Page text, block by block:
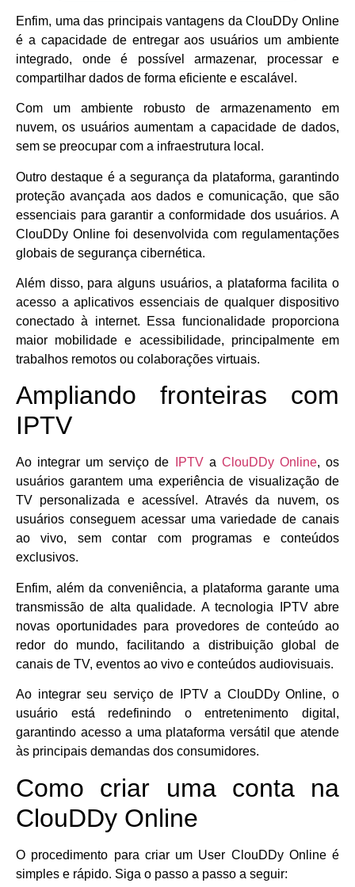
Enfim, uma das principais vantagens da ClouDDy Online
é a capacidade de entregar aos usuários um ambiente
integrado, onde é possível armazenar, processar e
compartilhar dados de forma eficiente e escalável.
Com um ambiente robusto de armazenamento em
nuvem, os usuários aumentam a capacidade de dados,
sem se preocupar com a infraestrutura local.
Outro destaque é a segurança da plataforma, garantindo
proteção avançada aos dados e comunicação, que são
essenciais para garantir a conformidade dos usuários. A
ClouDDy Online foi desenvolvida com regulamentações
globais de segurança cibernética.
Além disso, para alguns usuários, a plataforma facilita o
acesso a aplicativos essenciais de qualquer dispositivo
conectado à internet. Essa funcionalidade proporciona
maior mobilidade e acessibilidade, principalmente em
trabalhos remotos ou colaborações virtuais.
Ampliando fronteiras com
IPTV
Ao integrar um serviço de IPTVa ClouDDy Online, os
usuários garantem uma experiência de visualização de
TV personalizada e acessível. Através da nuvem, os
usuários conseguem acessar uma variedade de canais
ao vivo, sem contar com programas e conteúdos
exclusivos.
Enfim, além da conveniência, a plataforma garante uma
transmissão de alta qualidade. A tecnologia IPTV abre
novas oportunidades para provedores de conteúdo ao
redor do mundo, facilitando a distribuição global de
canais de TV, eventos ao vivo e conteúdos audiovisuais.
Ao integrar seu serviço de IPTV a ClouDDy Online, o
usuário está redefinindo o entretenimento digital,
garantindo acesso a uma plataforma versátil que atende
às principais demandas dos consumidores.
Como criar uma conta na
ClouDDy Online
O procedimento para criar um User ClouDDy Online é
simples e rápido. Siga o passo a passo a seguir: